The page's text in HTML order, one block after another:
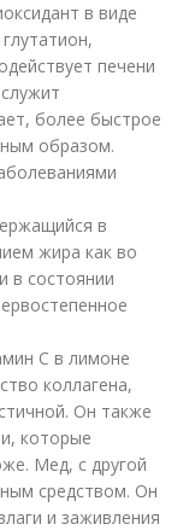
в виде
печени
более быстрое
образом.
в
жира как во
в состоянии
С в лимоне
коллагена,
Он также
которые
Мед, с другой
средством. Он
и заживления